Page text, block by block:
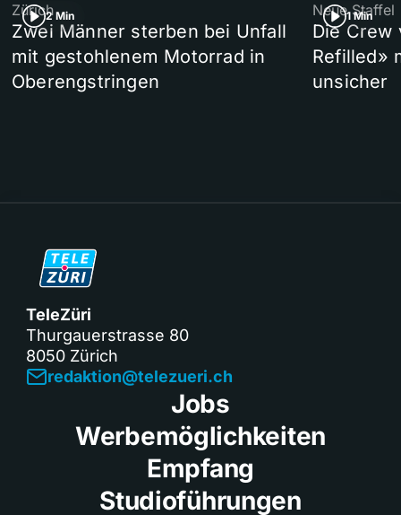
2 Min
Zürich
Zwei Männer sterben bei Unfall
mit gestohlenem Motorrad in
Oberengstringen
1 Min
Neue Staffel
Die Crew
Refilled»
unsicher
TeleZüri
Thurgauerstrasse 80
8050 Zürich
redaktion@telezueri.ch
Jobs
Werbemöglichkeiten
Empfang
Studioführungen